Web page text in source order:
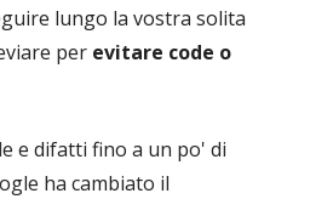
lungo la vostra solita
per evitare code o
e difatti fino a un po' di
ha cambiato il